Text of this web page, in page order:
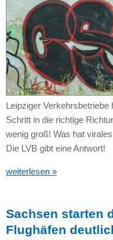
Leipziger
Schritt in die richtige
wenig groß! Was hat
Die LVB gibt eine Antwort!
weiterlesen »
Sachsen starten
Flughäfen